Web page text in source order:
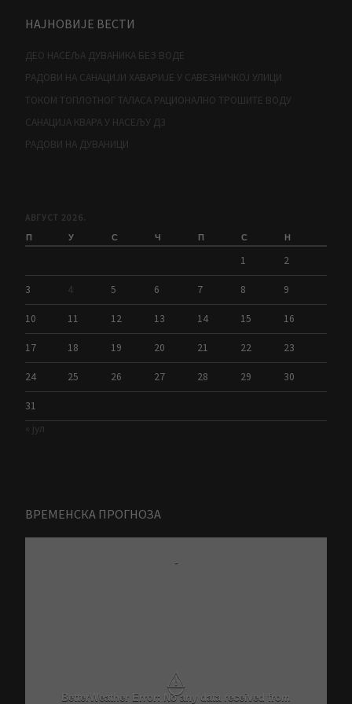
НАЈНОВИЈЕ ВЕСТИ
ДЕО НАСЕЉА ДУВАНИКА БЕЗ ВОДЕ
РАДОВИ НА САНАЦИЈИ ХАВАРИЈЕ У САВЕЗНИЧКОЈ УЛИЦИ
ТОКОМ ТОПЛОТНОГ ТАЛАСА РАЦИОНАЛНО ТРОШИТЕ ВОДУ
САНАЦИЈА КВАРА У НАСЕЉУ Д3
РАДОВИ НА ДУВАНИЦИ
АВГУСТ 2026.
П У С Ч П С Н
1 2
3 4 5 6 7 8 9
10 11 12 13 14 15 16
17 18 19 20 21 22 23
24 25 26 27 28 29 30
31
« јул
ВРЕМЕНСКА ПРОГНОЗА
-
⚠
BetterWeather Error: No any data received from